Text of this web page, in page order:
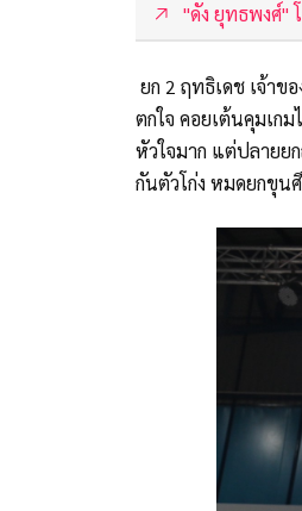
"ดัง ยุทธพงศ์"
ยก 2 ฤทธิเดช เจ้าข
ตกใจ คอยเต้นคุมเก
หัวใจมาก แต่ปลายย
กันตัวโก่ง หมดยกขุน